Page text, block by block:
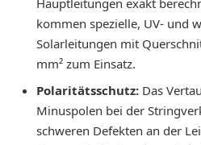
Hauptleitungen exakt
kommen spezielle, UV- und
Solarleitungen mit
mm² zum Einsatz.
Polaritätsschutz: Das
Minuspolen bei der
schweren Defekten an der